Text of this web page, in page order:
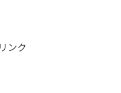
ンク